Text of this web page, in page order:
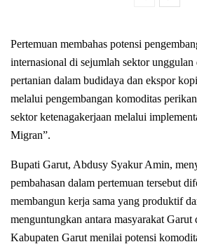
Pertemuan membahas potensi
internasional di sejumlah sektor
pertanian dalam budidaya dan ekspor
melalui pengembangan komoditas
sektor ketenagakerjaan melalui
Migran”.
Bupati Garut, Abdusy Syakur Amin,
pembahasan dalam pertemuan tersebut
membangun kerja sama yang produktif
menguntungkan antara masyarakat Garut
Kabupaten Garut menilai potensi